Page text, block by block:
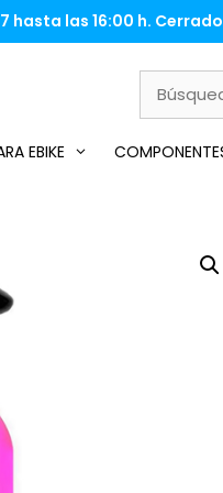
las 16:00 h.
EBIKE